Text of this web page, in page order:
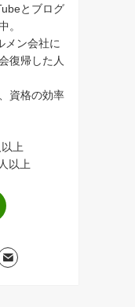
とブログ
。
メン会社に
復帰した人
資格の効率
上
以上